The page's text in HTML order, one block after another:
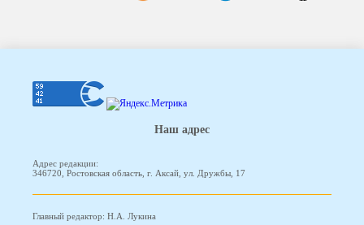
Наш адрес
Адрес редакции:
346720, Ростовская область, г. Аксай, ул. Дружбы, 17
Главный редактор: Н.А. Лукина